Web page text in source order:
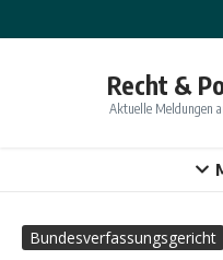
Recht &
Aktuelle Meldungen
Bundesverfassungsgericht